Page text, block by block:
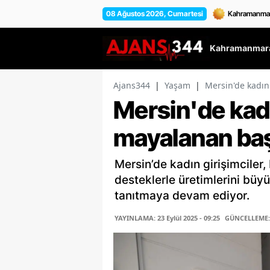
08 Ağustos 2026, Cumartesi
Ajans344 | Yaşam | Mersin'de
Mersin'de
mayalanan
Mersin’de kadın
desteklerle üretimlerini
tanıtmaya devam ediyor.
YAYINLAMA: 23 Eylül 2025 - 09:25